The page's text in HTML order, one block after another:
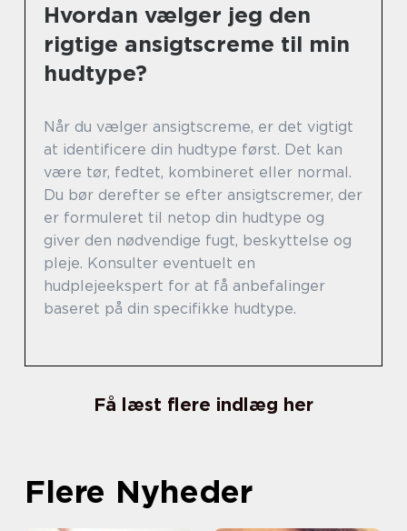
Hvordan vælger jeg den
rigtige ansigtscreme til min
hudtype?
Når du vælger ansigtscreme, er det vigtigt
at identificere din hudtype først. Det kan
være tør, fedtet, kombineret eller normal.
Du bør derefter se efter ansigtscremer, der
er formuleret til netop din hudtype og
giver den nødvendige fugt, beskyttelse og
pleje. Konsulter eventuelt en
hudplejeekspert for at få anbefalinger
baseret på din specifikke hudtype.
Få læst flere indlæg her
Flere Nyheder